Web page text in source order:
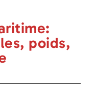
poids,